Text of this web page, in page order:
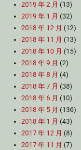
2019 年 2 月 (13)
2019 年 1 月 (32)
2018 年 12 月 (12)
2018 年 11 月 (13)
2018 年 10 月 (15)
2018 年 9 月 (2)
2018 年 8 月 (4)
2018 年 7 月 (38)
2018 年 6 月 (10)
2018 年 5 月 (136)
2018 年 1 月 (43)
2017 年 12 月 (8)
2017 年 11 月 (7)